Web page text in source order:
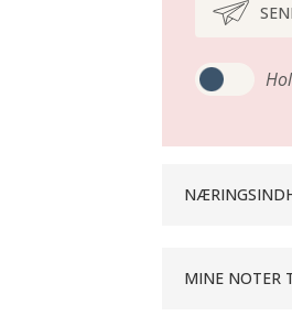
MINE NOTER